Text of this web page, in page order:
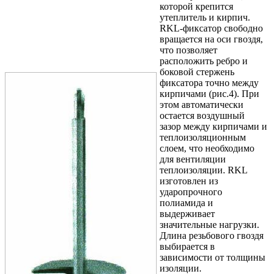
которой крепится
утеплитель и кирпич.
RKL-фиксатор свободно
вращается на оси гвоздя,
что позволяет
расположить ребро и
боковой стержень
фиксатора точно между
кирпичами (рис.4). При
этом автоматически
остается воздушный
зазор между кирпичами и
теплоизоляционным
слоем, что необходимо
для вентиляции
теплоизоляции. RKL
изготовлен из
ударопрочного
полиамида и
выдерживает
значительные нагрузки.
Длина резьбового гвоздя
выбирается в
зависимости от толщины
изоляции.